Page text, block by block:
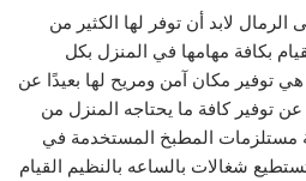
لابد أن توفر لها الكثير من
بكافة مهامها في المنزل بكل
توفير مكان آمن ومريح لها بعيدًا عن
توفير كافة ما يحتاجه المنزل من
مستلزمات المطبخ المستخدمة في
شغالات بالساعه بالنظيم القيام